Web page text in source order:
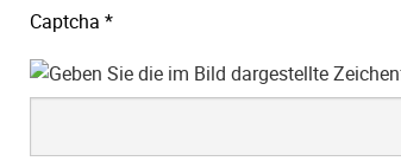
Captcha *